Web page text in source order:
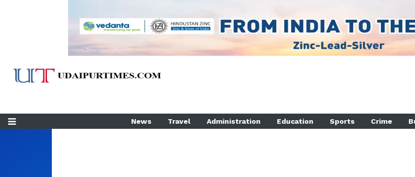
News Travel Administration Education Sports Crime